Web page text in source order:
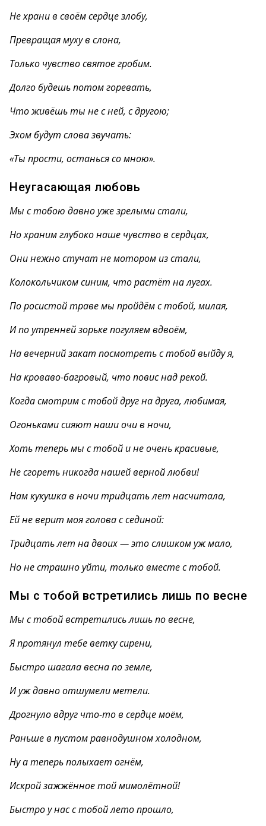
Не храни в своём сердце злобу,
Превращая муху в слона,
Только чувство святое гробим.
Долго будешь потом горевать,
Что живёшь ты не с ней, с другою;
Эхом будут слова звучать:
«Ты прости, останься со мною».
Неугасающая любовь
Мы с тобою давно уже зрелыми стали,
Но храним глубоко наше чувство в сердцах,
Они нежно стучат не мотором из стали,
Колокольчиком синим, что растёт на лугах.
По росистой траве мы пройдём с тобой, милая,
И по утренней зорьке погуляем вдвоём,
На вечерний закат посмотреть с тобой выйду я,
На кроваво-багровый, что повис над рекой.
Когда смотрим с тобой друг на друга, любимая,
Огоньками сияют наши очи в ночи,
Хоть теперь мы с тобой и не очень красивые,
Не сгореть никогда нашей верной любви!
Нам кукушка в ночи тридцать лет насчитала,
Ей не верит моя голова с сединой:
Тридцать лет на двоих — это слишком уж мало,
Но не страшно уйти, только вместе с тобой.
Мы с тобой встретились лишь по весне
Мы с тобой встретились лишь по весне,
Я протянул тебе ветку сирени,
Быстро шагала весна по земле,
И уж давно отшумели метели.
Дрогнуло вдруг что-то в сердце моём,
Раньше в пустом равнодушном холодном,
Ну а теперь полыхает огнём,
Искрой зажжённое той мимолётной!
Быстро у нас с тобой лето прошло,